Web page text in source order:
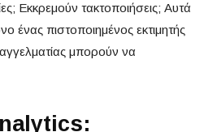
Εκκρεμούν τακτοποιήσεις; Αυτά
ένας πιστοποιημένος εκτιμητής
μπορούν να